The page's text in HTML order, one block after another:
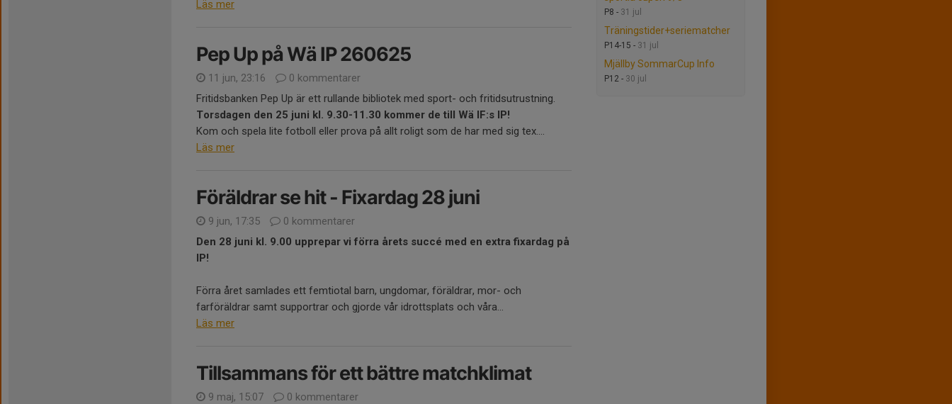
P8 - 31 jul
Träningstider+seriematcher
P14-15 - 31 jul
Mjällby SommarCup Info
P12 - 30 jul
Läs mer
Pep Up på Wä IP 260625
11 jun, 23:16
0 kommentarer
Fritidsbanken Pep Up är ett rullande bibliotek med sport- och fritidsutrustning.
Torsdagen den 25 juni kl. 9.30-11.30 kommer de till Wä IF:s IP!
Kom och spela lite fotboll eller prova på allt roligt som de har med sig tex....
Läs mer
Föräldrar se hit - Fixardag 28 juni
9 jun, 17:35
0 kommentarer
Den 28 juni kl. 9.00 upprepar vi förra årets succé med en extra fixardag på
IP!
Förra året samlades ett femtiotal barn, ungdomar, föräldrar, mor- och
farföräldrar samt supportrar och gjorde vår idrottsplats och våra...
Läs mer
Tillsammans för ett bättre matchklimat
9 maj, 15:07
0 kommentarer